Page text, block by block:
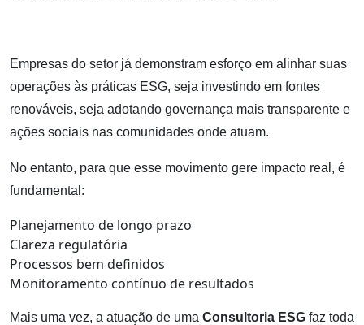
Empresas do setor já demonstram esforço em alinhar suas
operações às práticas ESG, seja investindo em fontes
renováveis, seja adotando governança mais transparente e
ações sociais nas comunidades onde atuam.
No entanto, para que esse movimento gere impacto real, é
fundamental:
Planejamento de longo prazo
Clareza regulatória
Processos bem definidos
Monitoramento contínuo de resultados
Mais uma vez, a atuação de uma Consultoria ESG faz toda